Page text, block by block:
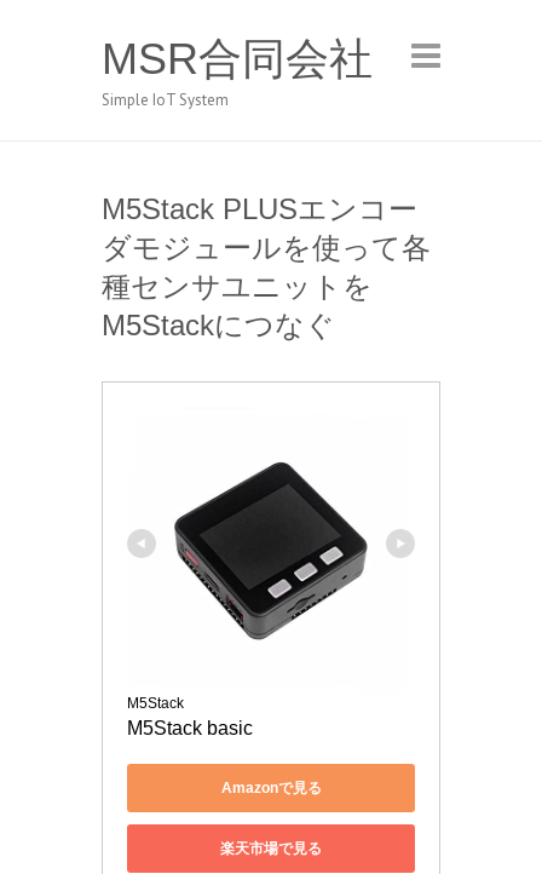
MSR合同会社
Simple IoT System
M5Stack PLUSエンコー
ダモジュールを使って各
種センサユニットを
M5Stackにつなぐ
M5Stack
M5Stack basic
Amazonで見る
楽天市場で見る